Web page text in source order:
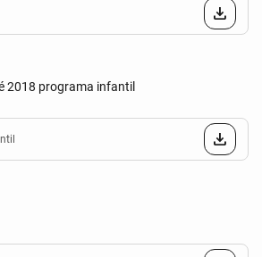
2018 programa infantil